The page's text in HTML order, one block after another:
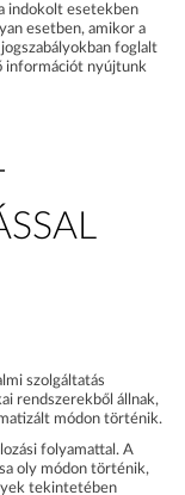
indokolt esetekben
esetben, amikor a
foglalt
információt nyújtunk
szolgáltatás
rendszerekből állnak,
módon történik.
folyamattal. A
oly módon történik,
tekintetében